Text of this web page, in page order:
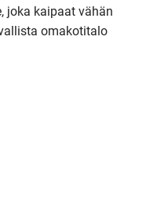
joka kaipaat vähän
omakotitalo